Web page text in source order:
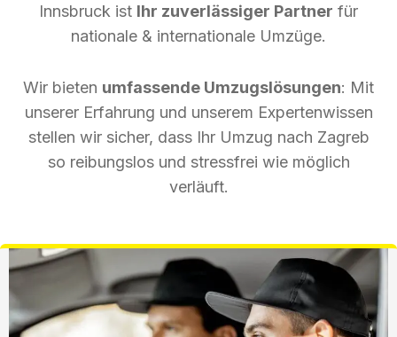
Innsbruck ist Ihr zuverlässiger Partner für
nationale & internationale Umzüge.
Wir bieten umfassende Umzugslösungen: Mit
unserer Erfahrung und unserem Expertenwissen
stellen wir sicher, dass Ihr Umzug nach Zagreb
so reibungslos und stressfrei wie möglich
verläuft.